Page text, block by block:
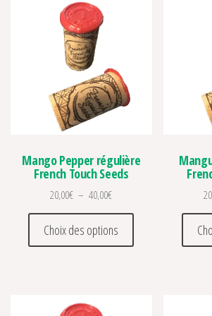
Mango Pepper régulière
French Touch Seeds
20,00€ – 40,00€Plage de prix : 20,00€ à
Choix des options
Ce produit a